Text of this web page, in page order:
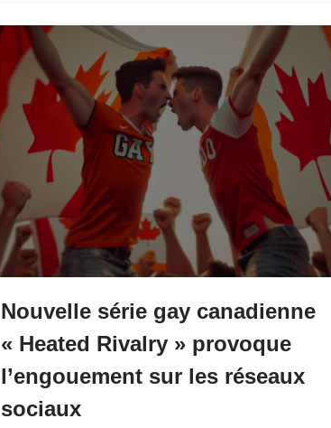
Nouvelle série gay canadienne
« Heated Rivalry » provoque
l’engouement sur les réseaux
sociaux